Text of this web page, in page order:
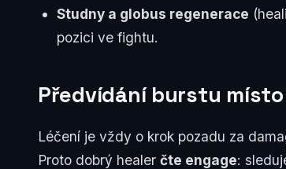
Studny a globus regenerace
pozici ve fightu.
Předvídání burstu
Léčení je vždy o krok pozadu za
Proto dobrý healer čte engage: